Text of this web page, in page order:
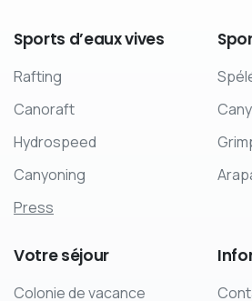
Sports d’eauxvives
Rafting
Canoraft
Hydrospeed
Canyoning
Press
Votreséjour
Colonie de vacance